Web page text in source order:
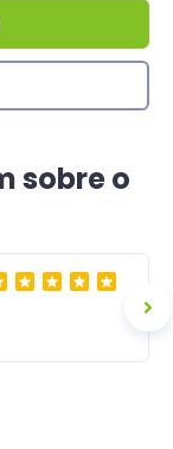
sobre o